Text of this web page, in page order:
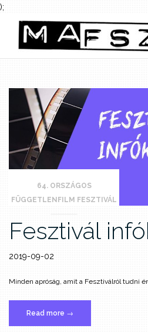
);
content
64. ORSZÁGOS
FÜGGETLENFILM FESZTIVÁL
Fesztivál
2019-09-02
Minden apróság, amit a Fesztiválról tudni
Read more „Fesztivál
infók”
→